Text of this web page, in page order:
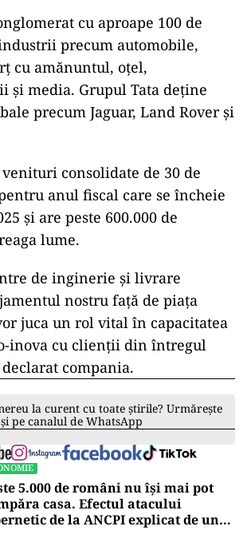
cu aproape 100 de
precum automobile,
cu amănuntul, oțel,
și media. Grupul Tata deține
precum Jaguar, Land Rover și
venituri consolidate de 30 de
anul fiscal care se încheie
și are peste 600.000 de
lume.
de inginerie și livrare
nostru față de piața
juca un rol vital în capacitatea
inova cu clienții din întregul
declarat compania.
la curent cu toate știrile? Urmărește
pe canalul de WhatsApp
5.000 de români nu își mai pot
casa. Efectul atacului
de la ANCPI explicat de un